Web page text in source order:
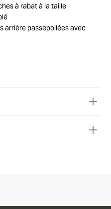
à rabat à la taille
arrière passepoilées avec